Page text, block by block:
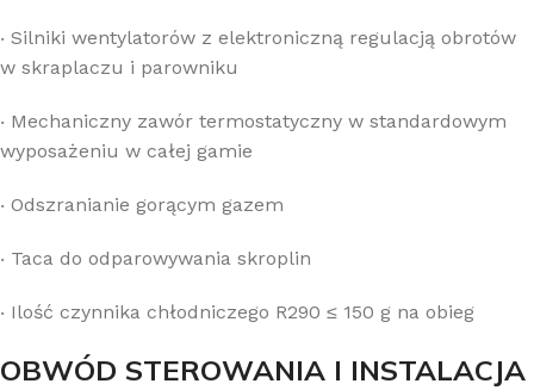
‧ Silniki wentylatorów z elektroniczną regulacją obrotów
w skraplaczu i parowniku
‧ Mechaniczny zawór termostatyczny w standardowym
wyposażeniu w całej gamie
‧ Odszranianie gorącym gazem
‧ Taca do odparowywania skroplin
‧ Ilość czynnika chłodniczego R290 ≤ 150 g na obieg
OBWÓD STEROWANIA I INSTALACJA